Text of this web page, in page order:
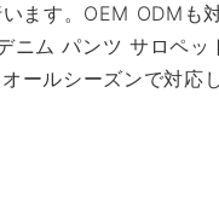
ます。OEM ODMも
ニム パンツ サロペ
ールシーズンで対応